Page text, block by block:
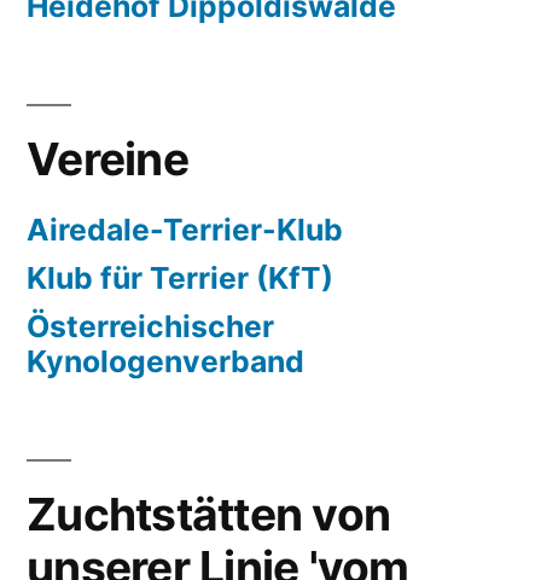
Vereine
Airedale-Terrier-Klub
Klub für Terrier (KfT)
Österreichischer
Kynologenverband
Zuchtstätten von
unserer Linie 'vom